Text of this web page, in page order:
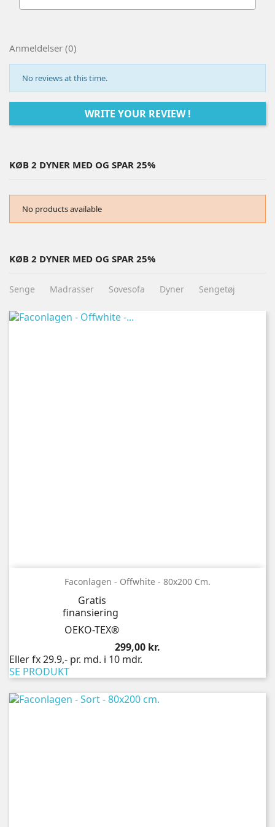
Anmeldelser (0)
No reviews at this time.
WRITE YOUR REVIEW !
KØB 2 DYNER MED OG SPAR 25%
No products available
KØB 2 DYNER MED OG SPAR 25%
Senge Madrasser Sovesofa Dyner Sengetøj
Faconlagen - Offwhite - 80x200 Cm.
Gratis
finansiering
OEKO-TEX®
Pris
299,00 kr.
Eller fx 29.9,- pr. md. i 10 mdr.
SE PRODUKT